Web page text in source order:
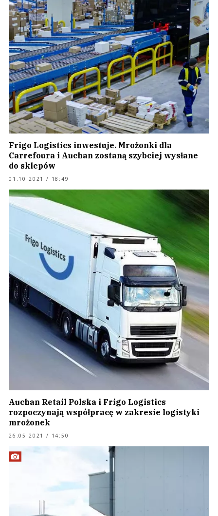
Frigo Logistics inwestuje. Mrożonki dla
Carrefoura i Auchan zostaną szybciej wysłane
do sklepów
01.10.2021 / 18:49
Auchan Retail Polska i Frigo Logistics
rozpoczynają współpracę w zakresie logistyki
mrożonek
26.05.2021 / 14:50